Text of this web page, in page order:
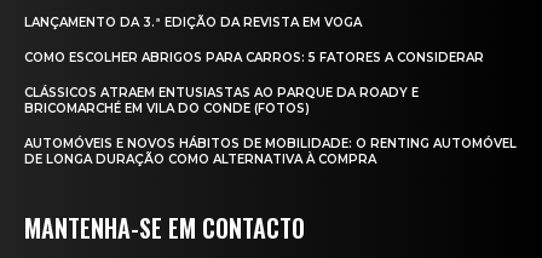
LANÇAMENTO DA 3.ª EDIÇÃO DA REVISTA EM VOGA
COMO ESCOLHER ABRIGOS PARA CARROS: 5 FATORES A CONSIDERAR
CLÁSSICOS ATRAEM ENTUSIASTAS AO PARQUE DA ROADY E
BRICOMARCHÉ EM VILA DO CONDE (FOTOS)
AUTOMÓVEIS E NOVOS HÁBITOS DE MOBILIDADE: O RENTING AUTOMÓVEL
DE LONGA DURAÇÃO COMO ALTERNATIVA À COMPRA
MANTENHA-SE EM CONTACTO